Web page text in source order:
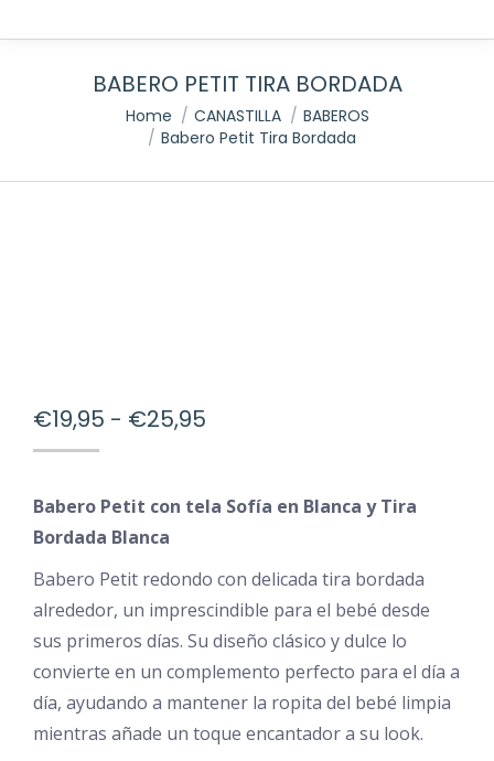
BABERO PETIT TIRA BORDADA
You are here:Home CANASTILLA
BABEROS
Babero Petit Tira Bordada
€19,95 - €25,95
desde
hasta
€25,95
Babero Petit con tela Sofía en Blanca y Tira
Bordada Blanca
Babero Petit redondo con delicada tira bordada
alrededor, un imprescindible para el bebé desde
sus primeros días. Su diseño clásico y dulce lo
convierte en un complemento perfecto para el día a
día, ayudando a mantener la ropita del bebé limpia
mientras añade un toque encantador a su look.